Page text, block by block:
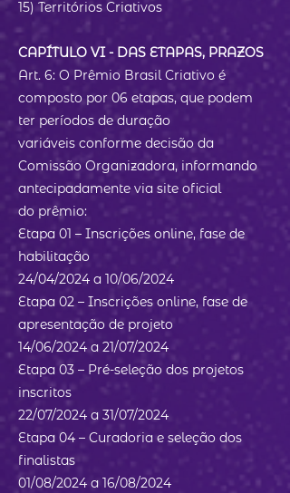
15) Territórios Criativos
CAPÍTULO VI - DAS ETAPAS, PRAZOS
Art. 6: O Prêmio Brasil Criativo é
composto por 06 etapas, que podem
ter períodos de duração
variáveis conforme decisão da
Comissão Organizadora, informando
antecipadamente via site oficial
do prêmio:
Etapa 01 – Inscrições online, fase de
habilitação
24/04/2024 a 10/06/2024
Etapa 02 – Inscrições online, fase de
apresentação de projeto
14/06/2024 a 21/07/2024
Etapa 03 – Pré-seleção dos projetos
inscritos
22/07/2024 a 31/07/2024
Etapa 04 – Curadoria e seleção dos
finalistas
01/08/2024 a 16/08/2024